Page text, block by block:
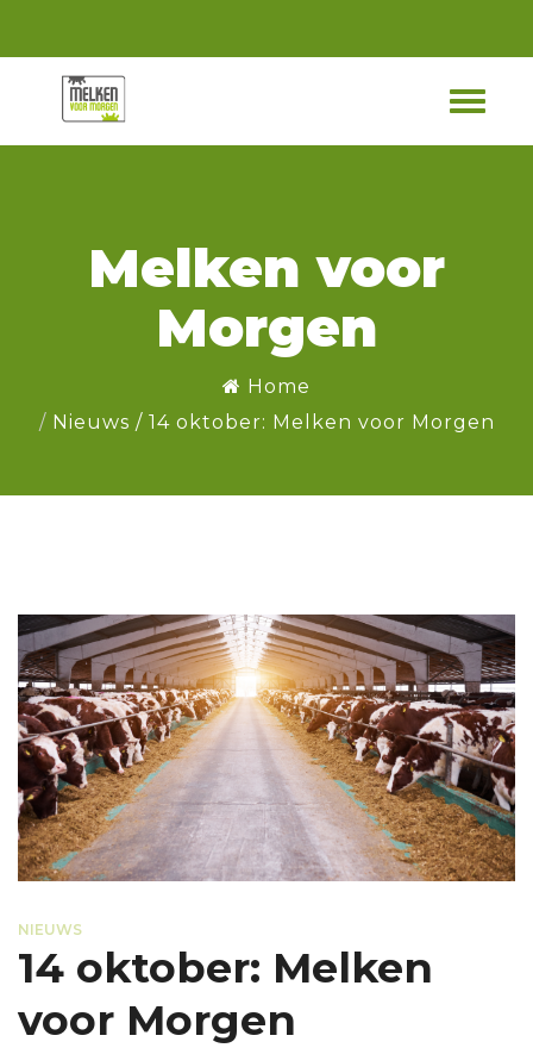
Melken voor
Morgen
Home
Nieuws /14 oktober: Melken voor Morgen
NIEUWS
14 oktober: Melken
voor Morgen